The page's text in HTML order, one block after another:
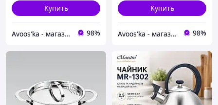
Купить
Avoos'ka - магазин для Вашого дому та комфорту,) 98%
Купить
Avoos'ka - магазин для Вашого дому та комфорту,) 98%